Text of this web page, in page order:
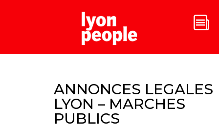
ANNONCES LEGALES
LYON – MARCHES
PUBLICS